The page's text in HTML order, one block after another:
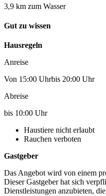
3,9 km zum Wasser
Gut zu wissen
Hausregeln
Anreise
Von 15:00 Uhrbis 20:00 Uhr
Abreise
bis 10:00 Uhr
Haustiere nicht erlaubt
Rauchen verboten
Gastgeber
Das Angebot wird von einem
Dieser Gastgeber hat sich
Dienstleistungen anzubieten,